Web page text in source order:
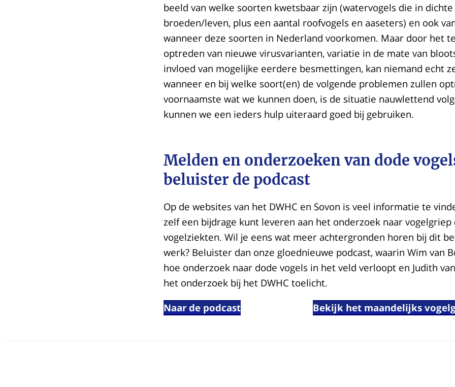
beeld van welke soorten kwetsbaar zijn (watervogels die in
broeden/leven, plus een aantal roofvogels en aaseters) en ook
wanneer deze soorten in Nederland voorkomen. Maar door het
optreden van nieuwe virusvarianten, variatie in de mate van
invloed van mogelijke eerdere besmettingen, kan niemand echt
wanneer en bij welke soort(en) de volgende problemen zullen
voornaamste wat we kunnen doen, is de situatie nauwlettend
kunnen we een ieders hulp uiteraard goed bij gebruiken.
Melden en onderzoeken van dode
beluister de podcast
Op de websites van het DWHC en Sovon is veel informatie te
zelf een bijdrage kunt leveren aan het onderzoek naar vogelgriep
vogelziekten. Wil je eens wat meer achtergronden horen bij dit
werk? Beluister dan onze gloednieuwe podcast, waarin Wim van
hoe onderzoek naar dode vogels in het veld verloopt en Judith
het onderzoek bij het DWHC toelicht.
Naar de podcast
Bekijk het maandelijks